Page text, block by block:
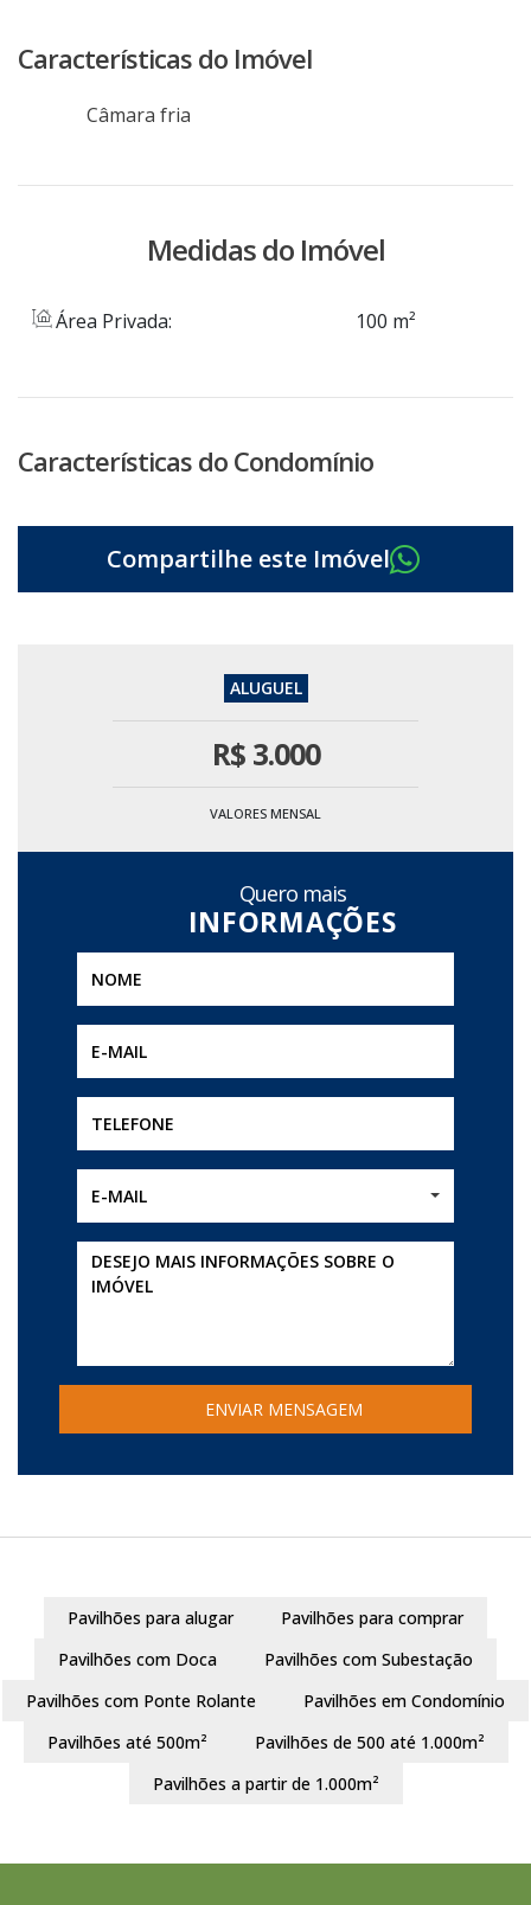
Características do Imóvel
Câmara fria
Medidas do Imóvel
Área Privada: 100 m²
Características do Condomínio
R$3.000
VALORES MENSAL
Quero mais
E-MAIL
Pavilhões para alugar
Pavilhões para comprar
Pavilhões com Doca
Pavilhões com Subestação
Pavilhões com Ponte Rolante
Pavilhões em Condomínio
Pavilhões até 500m²
Pavilhões de 500 até 1.000m²
Pavilhões a partir de 1.000m²